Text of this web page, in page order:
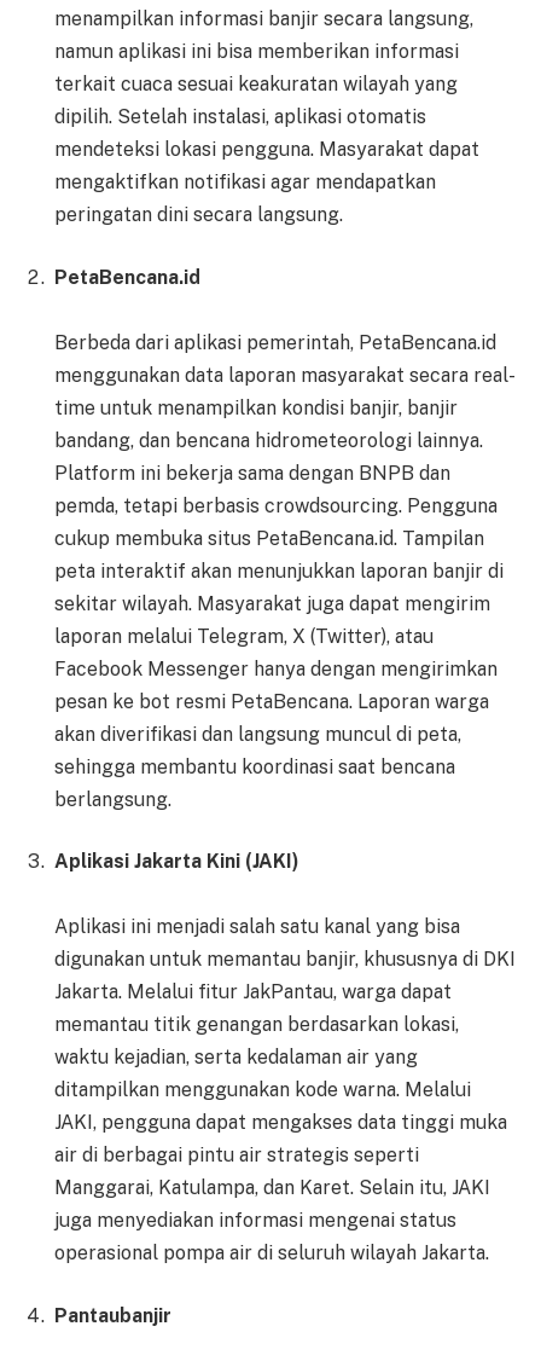
menampilkan informasi banjir secara langsung,
namun aplikasi ini bisa memberikan informasi
terkait cuaca sesuai keakuratan wilayah yang
dipilih. Setelah instalasi, aplikasi otomatis
mendeteksi lokasi pengguna. Masyarakat dapat
mengaktifkan notifikasi agar mendapatkan
peringatan dini secara langsung.
PetaBencana.id
Berbeda dari aplikasi pemerintah, PetaBencana.id
menggunakan data laporan masyarakat secara real-
time untuk menampilkan kondisi banjir, banjir
bandang, dan bencana hidrometeorologi lainnya.
Platform ini bekerja sama dengan BNPB dan
pemda, tetapi berbasis crowdsourcing. Pengguna
cukup membuka situs PetaBencana.id. Tampilan
peta interaktif akan menunjukkan laporan banjir di
sekitar wilayah. Masyarakat juga dapat mengirim
laporan melalui Telegram, X (Twitter), atau
Facebook Messenger hanya dengan mengirimkan
pesan ke bot resmi PetaBencana. Laporan warga
akan diverifikasi dan langsung muncul di peta,
sehingga membantu koordinasi saat bencana
berlangsung.
Aplikasi Jakarta Kini (JAKI)
Aplikasi ini menjadi salah satu kanal yang bisa
digunakan untuk memantau banjir, khususnya di DKI
Jakarta. Melalui fitur JakPantau, warga dapat
memantau titik genangan berdasarkan lokasi,
waktu kejadian, serta kedalaman air yang
ditampilkan menggunakan kode warna. Melalui
JAKI, pengguna dapat mengakses data tinggi muka
air di berbagai pintu air strategis seperti
Manggarai, Katulampa, dan Karet. Selain itu, JAKI
juga menyediakan informasi mengenai status
operasional pompa air di seluruh wilayah Jakarta.
Pantaubanjir